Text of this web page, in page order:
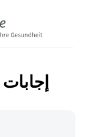
إجابات